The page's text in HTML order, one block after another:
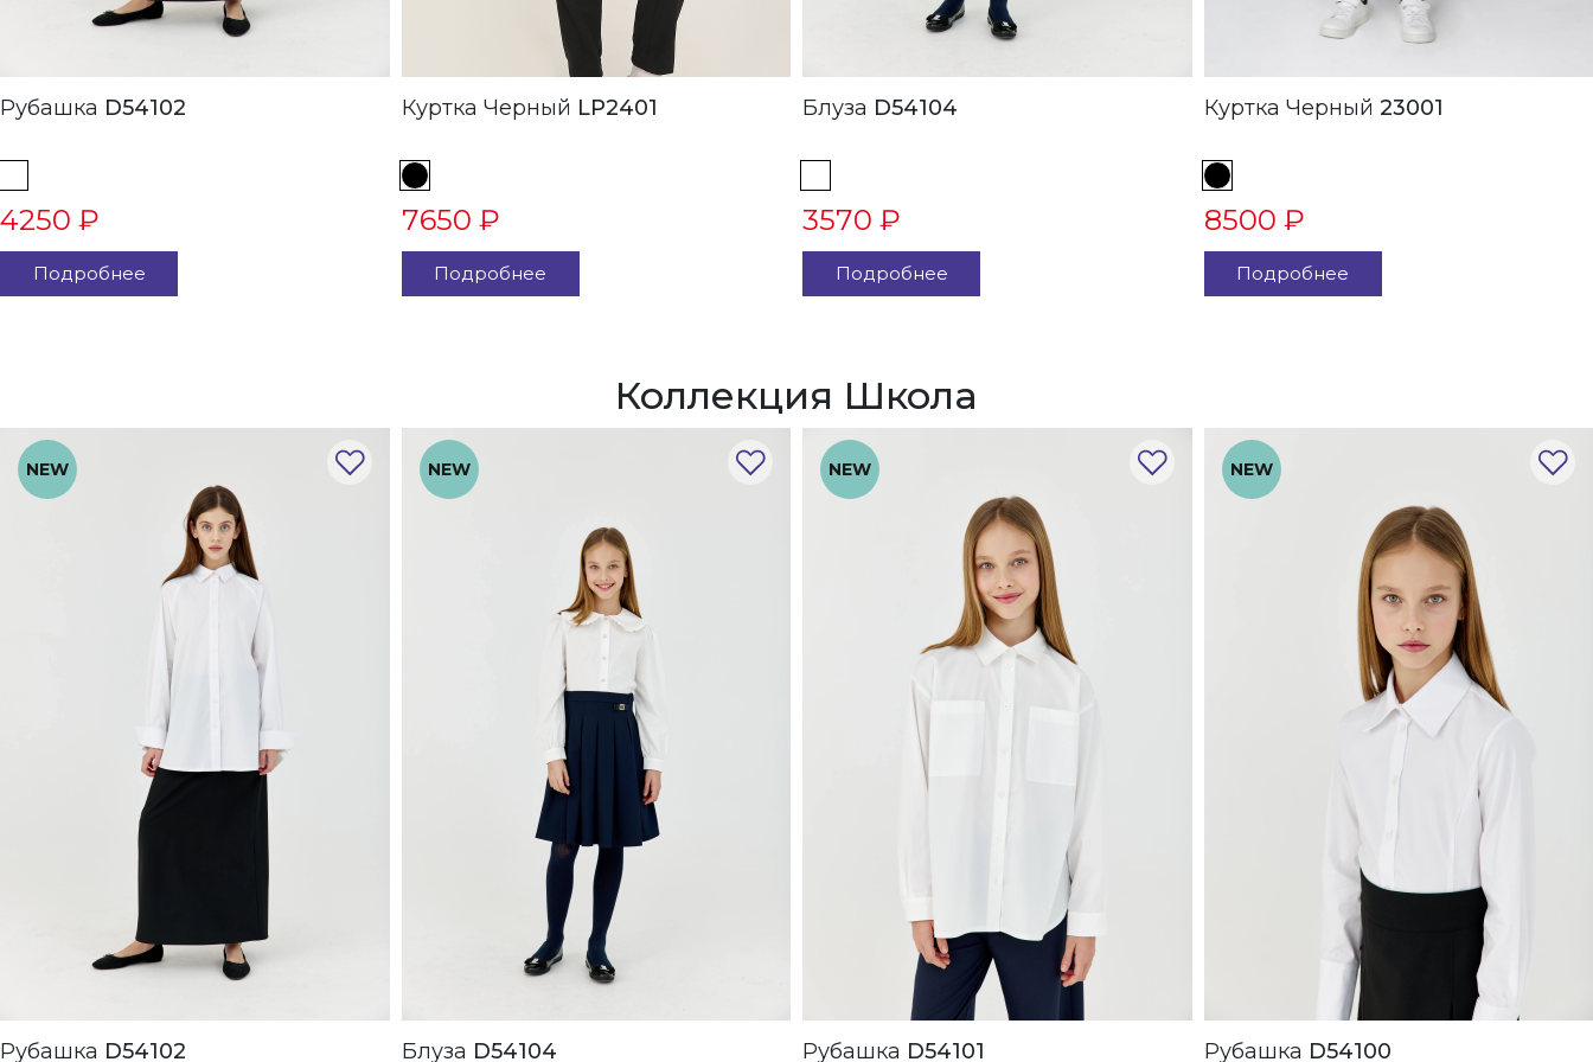
Рубашка D54102
4250 ₽
Подробнее
Куртка Черный LP2401
7650 ₽
Подробнее
Блуза D54104
3570 ₽
Подробнее
Куртка Черный 23001
8500 ₽
Подробнее
Коллекция Школа
NEW
Рубашка D54102
NEW
Блуза D54104
NEW
Рубашка D54101
NEW
Рубашка D54100